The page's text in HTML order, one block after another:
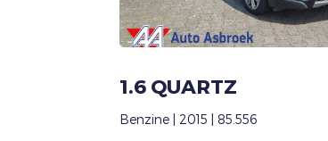
1.6 QUARTZ
Benzine | 2015 | 85.556